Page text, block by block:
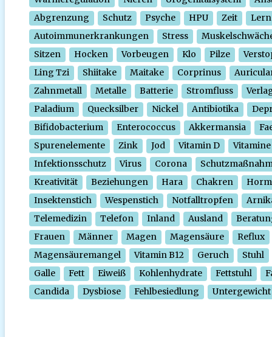
Abgrenzung
Schutz Psyche HPU Zeit
Autoimmunerkrankungen
Stress
Sitzen
Hocken Vorbeugen Klo Pilze
Ling Tzi
Shiitake Maitake Corprinus
Zahnmetall
Metalle Batterie Stromfluss
Paladium
Quecksilber Nickel Antibiotika
Bifidobacterium
Enterococcus Akkermansia
Spurenelemente
Zink Jod Vitamin D
Vitamine
Infektionsschutz
Virus Corona
Kreativität
Beziehungen Hara Chakren
Insektenstich
Wespenstich Notfalltropfen
Telemedizin
Telefon Inland Ausland
Frauen
Männer Magen Magensäure
Reflux
Magensäuremangel
Vitamin B12 Geruch
Stuhl
Galle
Fett Eiweiß Kohlenhydrate Fettstuhl
Candida
Dysbiose Fehlbesiedlung Untergewicht